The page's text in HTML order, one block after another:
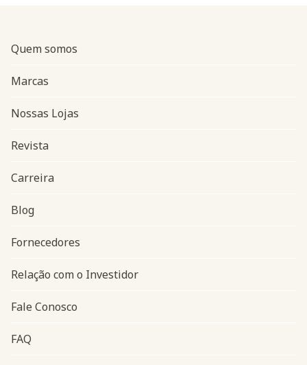
Navegação do rodapé
Quem somos
Marcas
Nossas Lojas
Revista
Carreira
Blog
Fornecedores
Relação com o Investidor
Fale Conosco
FAQ